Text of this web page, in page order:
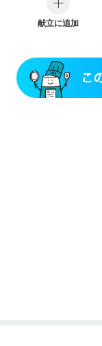
妊婦健診・血圧が
妊婦健診・血糖値
フレイル（年齢に
ニキビ・肌荒れ
献立に追加